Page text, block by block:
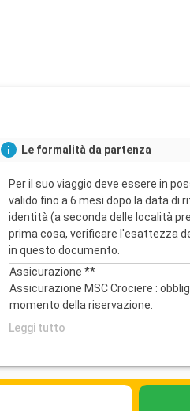
Le formalità da partenza
Per il suo viaggio deve essere in
valido fino a 6 mesi dopo la data di
identità (a seconda delle località
prima cosa, verificare l'esattezza
in questo documento.
Assicurazione **
Assicurazione MSC Crociere :
momento della riservazione.
Leggi tutto